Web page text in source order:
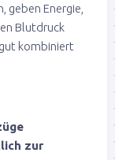
geben Energie,
Blutdruck
kombiniert
zur